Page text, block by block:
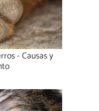
- Causas y